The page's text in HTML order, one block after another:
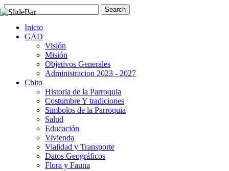
Inicio
GAD
Visión
Misión
Objetivos Generales
Administracion 2023 - 2027
Chito
Historia de la Parroquia
Costumbre Y tradiciones
Simbolos de la Parroquia
Salud
Educación
Vivienda
Vialidad y Transporte
Datos Geográficos
Flora y Fauna